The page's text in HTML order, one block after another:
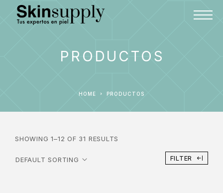
PRODUCTOS
HOME PRODUCTOS
SHOWING 1–12 OF 31 RESULTS
FILTER